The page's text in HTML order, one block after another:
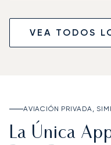
VEA TODOS
AVIACIÓN PRIVADA,
La Única